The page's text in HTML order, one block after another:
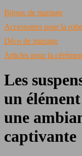
Bijoux de mariage
Accessoires pour la robe
Déco de mariage
Articles pour la
Les
un
une
captivante